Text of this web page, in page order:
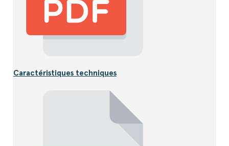
Caractéristiques techniques